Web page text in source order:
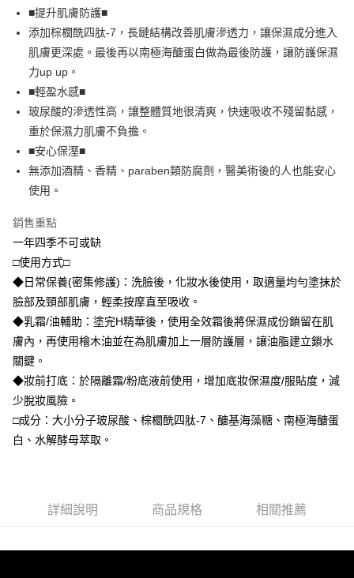
全盈+PAY
大哥付你分期
相關說明
【大哥付你分期使用說明】
1.本服務由台灣大哥大提供，台灣大哥大用戶可立即使用無須另外申請。
流程，驗證手機門號後，選擇欲分期的期數、繳款截止日，確認付款後即完
成交易。
3.實際核准額度、可分期數及費用金額請依後續交易確認頁面所載為準。
4.訂單成立30分鐘內，如未前往確認交易或遇審核未通過，訂單將自動取
消。如遇「轉專審核」未通過狀況，表示未達大哥付你分期系統評分，恕無
法說明評估內容。
1.分期款項不併入電信帳單，「大哥付你分期」於每月結算日後寄送繳費提
醒簡訊。
2.透過簡訊連結打開帳單後，可選擇「超商條碼／台灣大直營門市／銀行轉
帳／街口支付／iPASS MONEY」等通路繳費。
【注意事項】
1.本服務係由「台灣大哥大股份有限公司」（以下簡稱本公司）所提供，讓
用戶於交易時，得透過本服務購買商品或服務，並由商店將買賣／分期付款
買賣價金債權讓與本公司後，依約使用本公司帳單繳交帳款。
2.基於同意付款使用「大哥付你分期」之契約關係目的，商店將以您的個人
資料（包含姓名、電話或地址）提供予台灣大哥大進項蒐集、處理及利用，
3.完整用戶服務條款，請詳閱以下連結：https://oppay.tw/userRule
AFTEE先享後付
相關說明
AFTEE先享後付是「在收到商品之後才付款」的支付方式。 讓您購物簡單
便利好安心！
１．簡單：不需註冊會員、不需綁卡、不需儲值。
２．便利：只要手機號碼，簡訊認證，即可結帳。
３．安心：先確認商品／服務後，再付款。
【「AFTEE先享後付」結帳流程】
１．於結帳方式選擇「AFTEE先享後付」後，將跳轉至「AFTEE先享後付」
結帳頁面，進行簡訊認證並確認金額後，即可完成結帳。
２．訂單成立數日內，您將收到繳費通知簡訊。
３．收到繳費通知簡訊後14天內，點擊此簡訊中的連結，可透過四大超商／
※ 請注意：結帳手續完成當下不需立刻繳費，但若您需要取消訂單，請聯絡
購買商品的店家。未經商家同意取消之訂單仍視為有效，需透過AFTEE先享
後付繳納相關費用。
※ 交易是否成功請以「AFTEE先享後付 」之結帳頁面顯示為準，若有關於
是否繳費成功／繳費後需取消欲退款等相關疑問，請聯繫「AFTEE先享後付
客戶支援中心」https://netprotections.freshdesk.com/support/home
【注意事項】
１．透過由恩沛科技股份有限公司提供之「AFTEE先享後付」服務完成之交
易，需依本服務之必要範圍內提供個人資料，並將交易相關給付款項請求債
「AFTEE先享後付」，若未經同意申辦者引起之損失，本公司不負相關責
時審查核予不同之上限額度；若仍有額度不足之情形，本公司將視審查結果
ATM付款
貨到付款
全家付款取貨
每筆NT$70，滿NT$1,000(含以上)免運費
付款後全家取貨
每筆NT$70，滿NT$1,000(含以上)免運費
萊爾富取貨付款
每筆NT$70，滿NT$1,000(含以上)免運費
付款後萊爾富取貨
每筆NT$70，滿NT$1,000(含以上)免運費
每筆NT$70，滿NT$1,000(含以上)免運費
每筆NT$70，滿NT$1,000(含以上)免運費
■提升肌膚防護■
添加棕櫚酰四肽-7，長鏈結構改善肌膚滲透力，讓保濕成分進入
肌膚更深處。最後再以南極海醣蛋白做為最後防護，讓防護保濕
力up up。
■輕盈水感■
玻尿酸的滲透性高，讓整體質地很清爽，快速吸收不殘留黏感，
重於保濕力肌膚不負擔。
■安心保溼■
無添加酒精、香精、paraben類防腐劑，醫美術後的人也能安心
使用。
銷售重點
一年四季不可或缺
□使用方式□
◆日常保養(密集修護)：洗臉後，化妝水後使用，取適量均勻塗抹於
臉部及頸部肌膚，輕柔按摩直至吸收。
◆乳霜/油輔助：塗完H精華後，使用全效霜後將保濕成份鎖留在肌
膚內，再使用檜木油並在為肌膚加上一層防護層，讓油脂建立鎖水
關鍵。
◆妝前打底：於隔離霜/粉底液前使用，增加底妝保濕度/服貼度，減
少脫妝風險。
□成分：大小分子玻尿酸、棕櫚酰四肽-7、醣基海藻糖、南極海醣蛋
白、水解酵母萃取。
詳細說明 商品規格 相關推薦